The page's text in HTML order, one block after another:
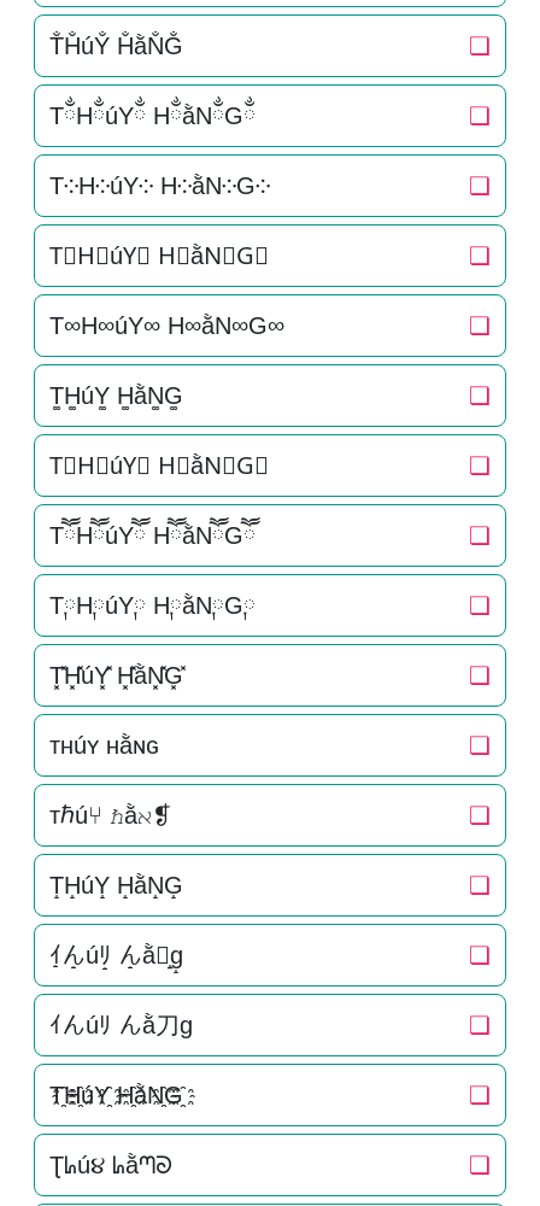
T̐H̐úY̐ H̐ằN̐G̐ ❏
TྂHྂúYྂ HྂằNྂGྂ ❏
T༶H༶úY༶ H༶ằN༶G༶ ❏
T⃕H⃕úY⃕ H⃕ằN⃕G⃕ ❏
T∞H∞úY∞ H∞ằN∞G∞ ❏
T͚H͚úY͚ H͚ằN͚G͚ ❏
T⃒H⃒úY⃒ H⃒ằN⃒G⃒ ❏
TཽHཽúYཽ HཽằNཽGཽ ❏
T༙H༙úY༙ H༙ằN༙G༙ ❏
T͓̽H͓̽úY͓̽ H͓̽ằN͓̽G͓̽ ❏
ᴛʜúʏ ʜằɴɢ ❏
тℏú⑂ ℏằℵ❡ ❏
T̝H̝úY̝ H̝ằN̝G̝ ❏
ｲ̝ん̝úﾘ̝ ん̝ằ刀̝g̝ ❏
ｲんúﾘ んằ刀g ❏
T҈H҈úY҈ H҈ằN҈G҈ ❏
Ʈᖺú૪ ᖺằᘉᘐ ❏